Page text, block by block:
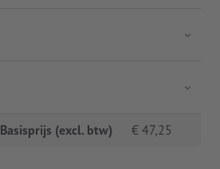
Basisprijs (excl. btw) € 47,25